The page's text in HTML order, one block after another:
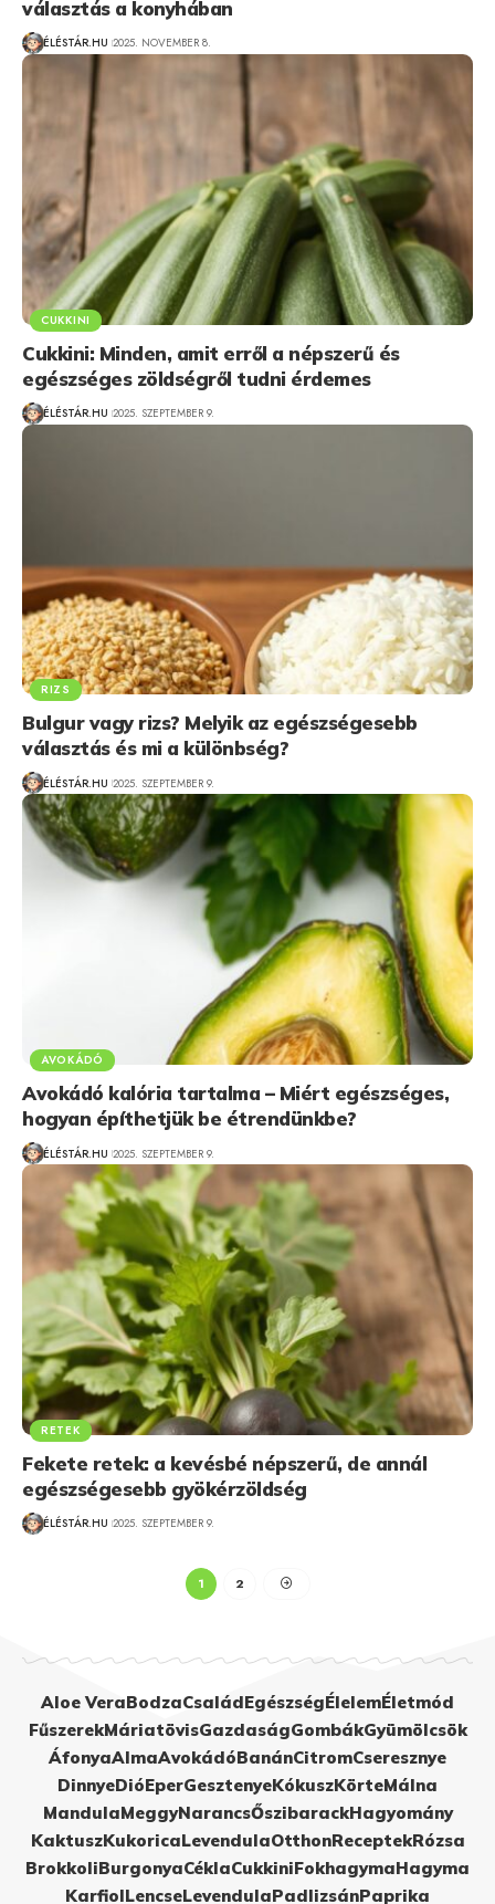
választás a konyhában
ÉLÉSTÁR.HU 2025. NOVEMBER 8.
CUKKINI
Cukkini: Minden, amit erről a népszerű és
egészséges zöldségről tudni érdemes
ÉLÉSTÁR.HU 2025. SZEPTEMBER 9.
RIZS
Bulgur vagy rizs? Melyik az egészségesebb
választás és mi a különbség?
ÉLÉSTÁR.HU 2025. SZEPTEMBER 9.
AVOKÁDÓ
Avokádó kalória tartalma – Miért egészséges,
hogyan építhetjük be étrendünkbe?
ÉLÉSTÁR.HU 2025. SZEPTEMBER 9.
RETEK
Fekete retek: a kevésbé népszerű, de annál
egészségesebb gyökérzöldség
ÉLÉSTÁR.HU 2025. SZEPTEMBER 9.
1 2
Aloe VeraBodzaCsaládEgészségÉlelemÉletmód
FűszerekMáriatövisGazdaságGombákGyümölcsök
ÁfonyaAlmaAvokádóBanánCitromCseresznye
DinnyeDióEperGesztenyeKókuszKörteMálna
MandulaMeggyNarancsŐszibarackHagyomány
KaktuszKukoricaLevendulaOtthonReceptekRózsa
BrokkoliBurgonyaCéklaCukkiniFokhagymaHagyma
KarfiolLencseLevendulaPadlizsánPaprika